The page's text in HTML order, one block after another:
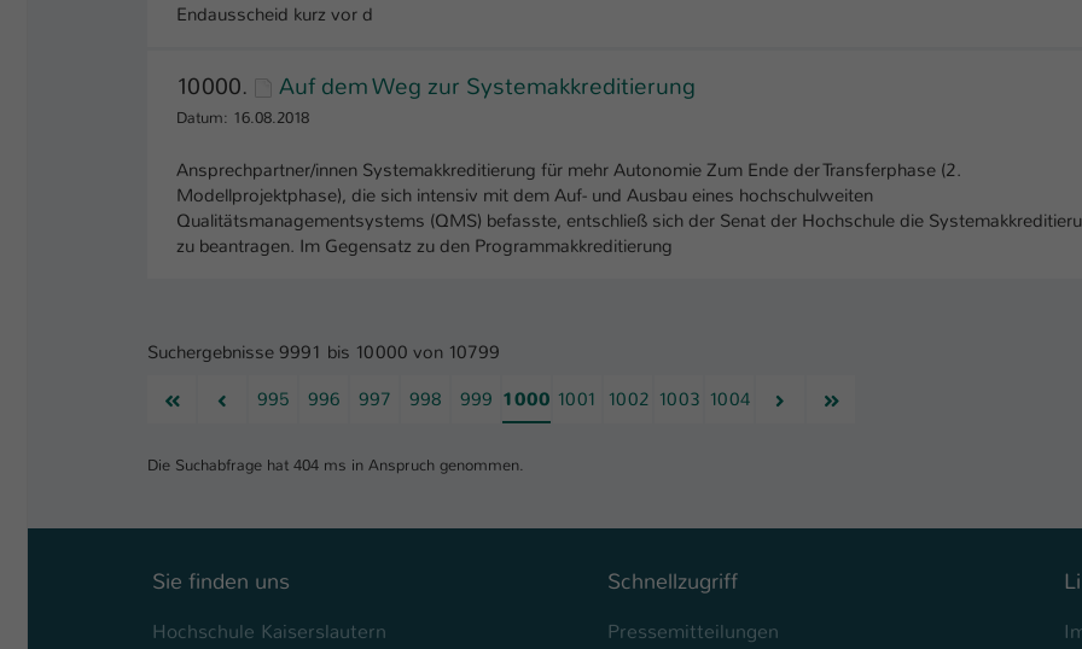
Endausscheid kurz vor d
10000. Auf dem Weg zur Systemakkreditierung
Datum: 16.08.2018
Ansprechpartner/innen Systemakkreditierung für mehr Autonomie Zum Ende der Transferphase (2.
Modellprojektphase), die sich intensiv mit dem Auf- und Ausbau eines hochschulweiten
Qualitätsmanagementsystems (QMS) befasste, entschließ sich der Senat der Hochschule die
zu beantragen. Im Gegensatz zu den Programmakkreditierung
Suchergebnisse 9991 bis 10000 von 10799
Erste
Vorherige
995 996 997 998 999 1000 1001 1002 1003 1004 NächsteLetzte
Die Suchabfrage hat 404 ms in Anspruch genommen.
Sie finden uns
Hochschule Kaiserslautern
Schnellzugriff
Pressemitteilungen